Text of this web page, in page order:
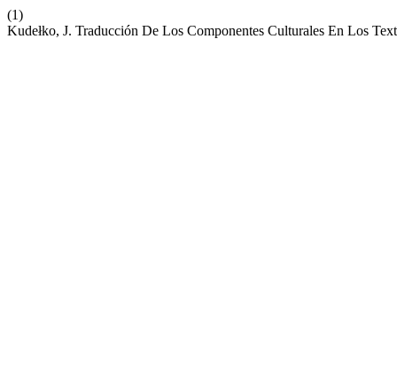
(1)
Kudełko, J. Traducción De Los Componentes Culturales En Los